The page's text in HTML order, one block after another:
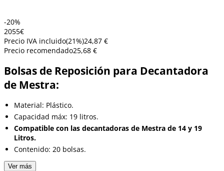
-20%
2055€
Precio IVA incluido(21%)24,87 €
Precio recomendado25,68 €
Bolsas de Reposición para Decantadora
de Mestra:
Material: Plástico.
Capacidad máx: 19 litros.
Compatible con las decantadoras de Mestra de 14 y 19
Litros.
Contenido: 20 bolsas.
Ver más